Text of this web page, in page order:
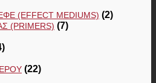
(EFFECT MEDIUMS) (2)
(PRIMERS) (7)
(22)